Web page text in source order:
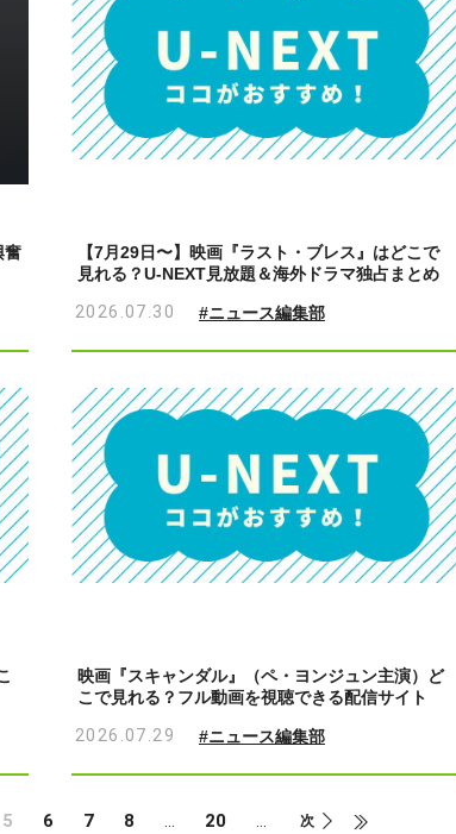
奮
【7月29日〜】映画『ラスト・ブレス』はどこで
見れる？U-NEXT見放題＆海外ドラマ独占まとめ
2026.07.30
#ニュース編集部
映画『スキャンダル』（ペ・ヨンジュン主演）ど
こで見れる？フル動画を視聴できる配信サイト
2026.07.29
#ニュース編集部
5 6 7 8 20 次